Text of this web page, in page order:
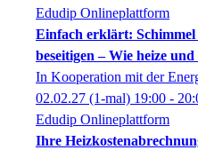
Edudip Onlineplattform
Einfach erklärt: Schimmel
beseitigen – Wie heize
In Kooperation mit der
02.02.27 (1-mal) 19:00 -
Edudip Onlineplattform
Ihre